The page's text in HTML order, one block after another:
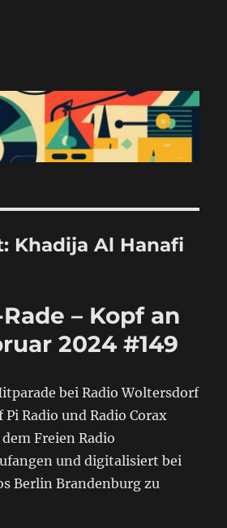
Khadija Al Hanafi
– Kopf an
2024 #149
bei Radio Woltersdorf
Radio und Radio Corax
Freien Radio
und digitalisiert bei
Berlin Brandenburg zu